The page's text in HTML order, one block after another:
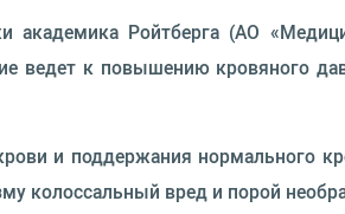
академика Ройтберга (АО
ведет к повышению кровяного
и поддержания нормального
колоссальный вред и порой